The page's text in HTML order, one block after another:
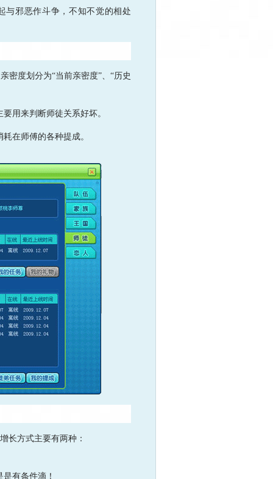
邪恶作斗争，不知不觉的相处
度划分为“当前亲密度”、“历史
用来判断师徒关系好坏。
在师傅的各种提成。
方式主要有两种：
是有条件滴！